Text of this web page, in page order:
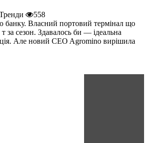
558
банку. Власний портовий термінал що
за сезон. Здавалось би — ідеальна
Але новий CEO Agromino вирішила